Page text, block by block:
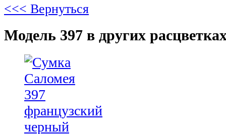
<<< Вернуться
Модель 397 в других